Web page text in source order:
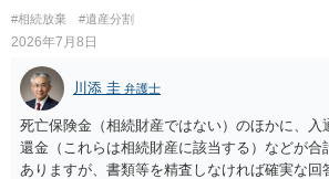
#相続放棄 #遺産分割
2026年7月8日
川添 圭 弁護士
死亡保険金（相続財産ではない）のほかに、入
還金（これらは相続財産に該当する）などが合
ありますが、書類等を精査しなければ確実な回